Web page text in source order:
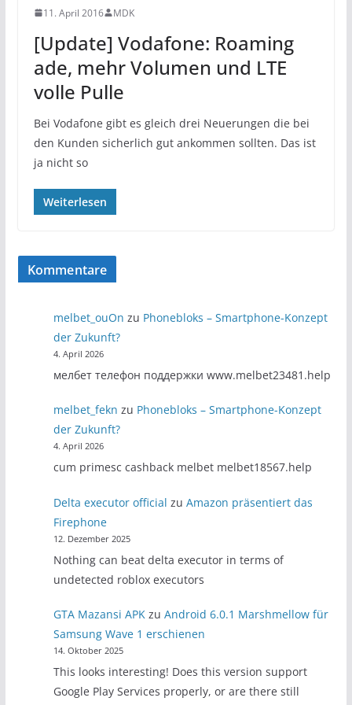
11. April 2016 MDK
[Update] Vodafone: Roaming
ade, mehr Volumen und LTE
volle Pulle
Bei Vodafone gibt es gleich drei Neuerungen die bei
den Kunden sicherlich gut ankommen sollten. Das ist
ja nicht so
Weiterlesen
Kommentare
melbet_ouOn zu Phonebloks – Smartphone-Konzept
der Zukunft?
4. April 2026
мелбет телефон поддержки www.melbet23481.help
melbet_fekn zu Phonebloks – Smartphone-Konzept
der Zukunft?
4. April 2026
cum primesc cashback melbet melbet18567.help
Delta executor official zuAmazon präsentiert das
Firephone
12. Dezember 2025
Nothing can beat delta executor in terms of
undetected roblox executors
GTA Mazansi APK zuAndroid 6.0.1 Marshmellow für
Samsung Wave 1 erschienen
14. Oktober 2025
This looks interesting! Does this version support
Google Play Services properly, or are there still